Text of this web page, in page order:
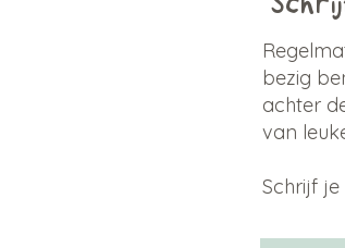
bezig
achter
van
Schrijf